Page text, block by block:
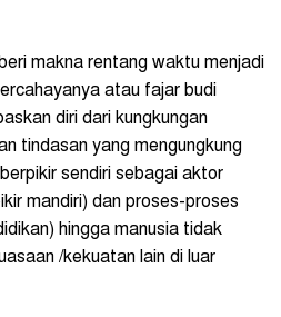
makna rentang waktu menjadi
atau fajar budi
diri dari kungkungan
tindasan yang mengungkung
sendiri sebagai aktor
mandiri) dan proses-proses
hingga manusia tidak
/kekuatan lain di luar